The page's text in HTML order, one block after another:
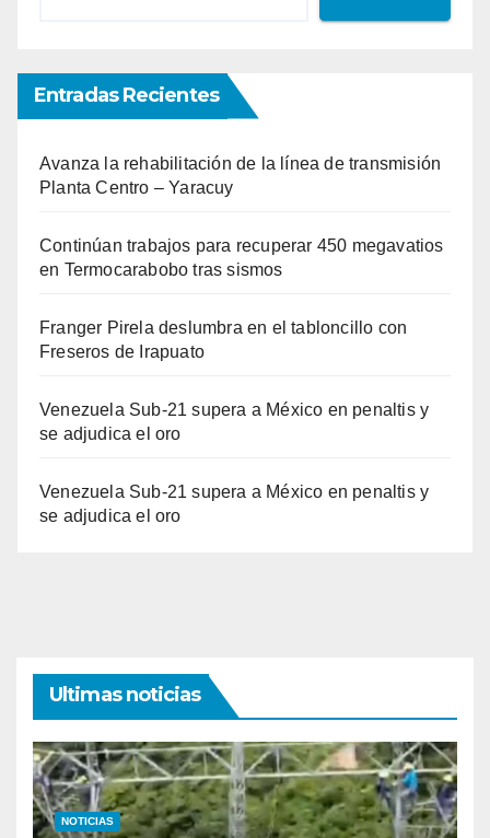
Entradas Recientes
Avanza la rehabilitación de la línea de transmisión
Planta Centro – Yaracuy
Continúan trabajos para recuperar 450 megavatios
en Termocarabobo tras sismos
Franger Pirela deslumbra en el tabloncillo con
Freseros de Irapuato
Venezuela Sub-21 supera a México en penaltis y
se adjudica el oro
Venezuela Sub-21 supera a México en penaltis y
se adjudica el oro
Ultimas noticias
NOTICIAS